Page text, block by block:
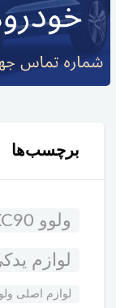
برچسب‌ها
ولوو XC90
لوازم
لوازم اصلی